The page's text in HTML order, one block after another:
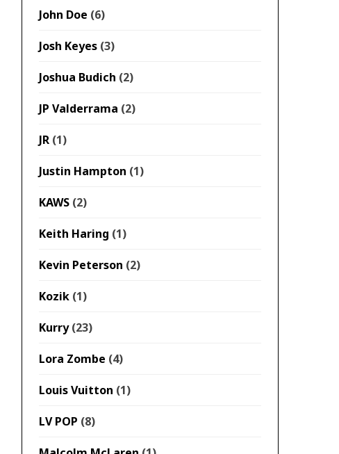
John Doe (6)
Josh Keyes (3)
Joshua Budich (2)
JP Valderrama (2)
JR (1)
Justin Hampton (1)
KAWS (2)
Keith Haring (1)
Kevin Peterson (2)
Kozik (1)
Kurry(23)
Lora Zombe (4)
Louis Vuitton (1)
LV POP (8)